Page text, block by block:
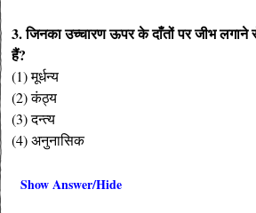
3. जिनका उच्चारण ऊपर के दाँतों पर जीभ
हैं?
(1) मूर्धन्य
(2) कंठ्य
(3) दन्त्य
(4) अनुनासिक
Show Answer/Hide